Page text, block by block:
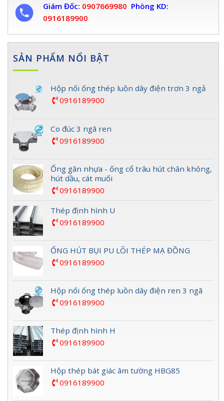
Giám Đốc: 0907669980 Phòng KD:
0916189900
SẢN PHẨM NỔI BẬT
Hộp nối ống thép luồn dây điện trơn 3 ngả
0916189900
Co đúc 3 ngã ren
0916189900
Ống gân nhựa - ống cổ trâu hút chân không,
hút dầu, cát muối
0916189900
Thép định hình U
0916189900
ỐNG HÚT BỤI PU LÕI THÉP MẠ ĐỒNG
0916189900
Hộp nối ống thép luồn dây điện ren 3 ngã
0916189900
Thép định hình H
0916189900
Hộp thép bát giác âm tường HBG85
0916189900